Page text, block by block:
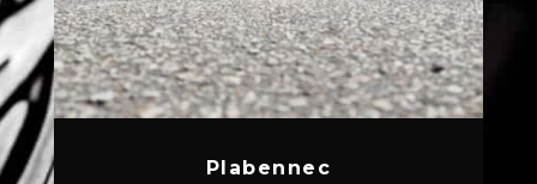
Plabennec